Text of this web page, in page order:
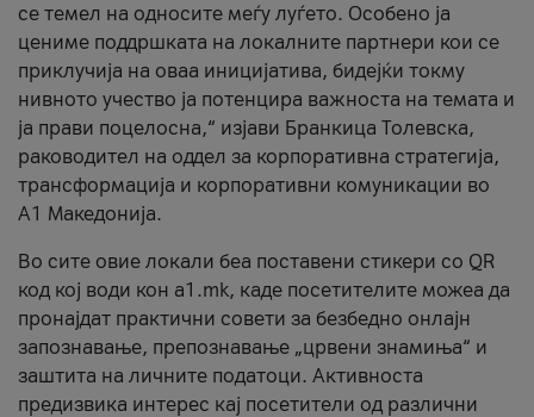
се темел на односите меѓу луѓето. Особено ја
цениме поддршката на локалните партнери кои се
приклучија на оваа иницијатива, бидејќи токму
нивното учество ја потенцира важноста на темата и
ја прави поцелосна,“ изјави Бранкица Толевска,
раководител на оддел за корпоративна стратегија,
трансформација и корпоративни комуникации во
А1 Македонија.
Во сите овие локали беа поставени стикери со QR
код кој води кон a1.mk, каде посетителите можеа да
пронајдат практични совети за безбедно онлајн
запознавање, препознавање „црвени знамиња“ и
заштита на личните податоци. Активноста
предизвика интерес кај посетители од различни